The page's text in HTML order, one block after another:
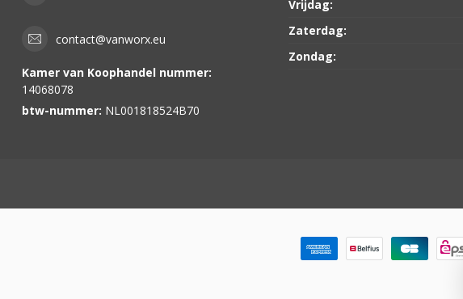
contact@vanworx.eu
Kamer van Koophandel nummer:
14068078
btw-nummer: NL001818524B70
Vrijdag:
Zaterdag:
Zondag: